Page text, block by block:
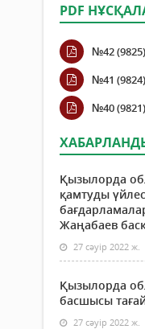
PDF
№42 (9825)
№41 (9824)
№40 (9821)
Қызылорда
қамтуды
Жаңабаев
27 сәуір 2022 ж.
Қызылорда
басшысы
27 сәуір 2022 ж.